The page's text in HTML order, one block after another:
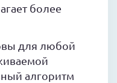
более
для любой
алгоритм